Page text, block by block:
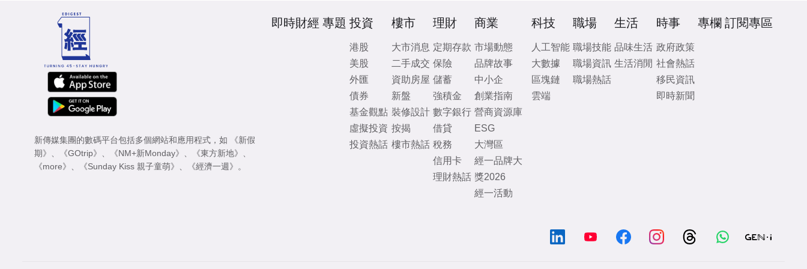
新傳媒集團的數碼平台包括多個網站和應用程式，如
《新假
期》
《GOtrip》 《NM+新Monday》 《東方新地》
《more》
《Sunday Kiss 親子童萌》 《經濟一週》 。
即時財經 專題 投資
港股
美股
外匯
債券
基金觀點
虛擬投資
投資熱話
樓市
大市消息
二手成交
資助房屋
新盤
裝修設計
按揭
樓市熱話
理財
定期存款
保險
儲蓄
強積金
數字銀行
借貸
稅務
信用卡
理財熱話
商業
市場動態
品牌故事
中小企
創業指南
營商資源庫
ESG
大灣區
經一品牌大
獎2026
經一活動
科技
人工智能
大數據
區塊鏈
雲端
職場
職場技能
職場資訊
職場熱話
生活
品味生活
生活消閒
時事
政府政策
社會熱話
移民資訊
即時新聞
專欄 訂閱專區